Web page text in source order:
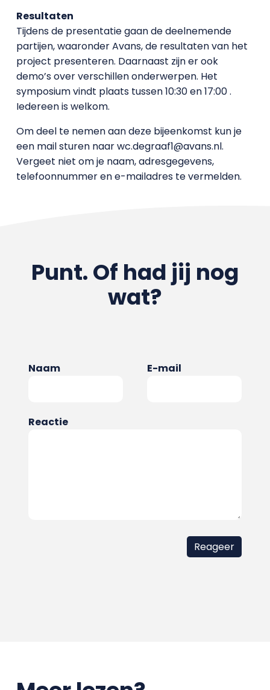
Resultaten
Tijdens de presentatie gaan de deelnemende
partijen, waaronder Avans, de resultaten van het
project presenteren. Daarnaast zijn er ook
demo’s over verschillen onderwerpen. Het
symposium vindt plaats tussen 10:30 en 17:00 .
Iedereen is welkom.
Om deel te nemen aan deze bijeenkomst kun je
een mail sturen naar wc.degraaf1@avans.nl.
Vergeet niet om je naam, adresgegevens,
telefoonnummer en e-mailadres te vermelden.
Punt. Of had jij nog
wat?
Naam E-mail
Reactie